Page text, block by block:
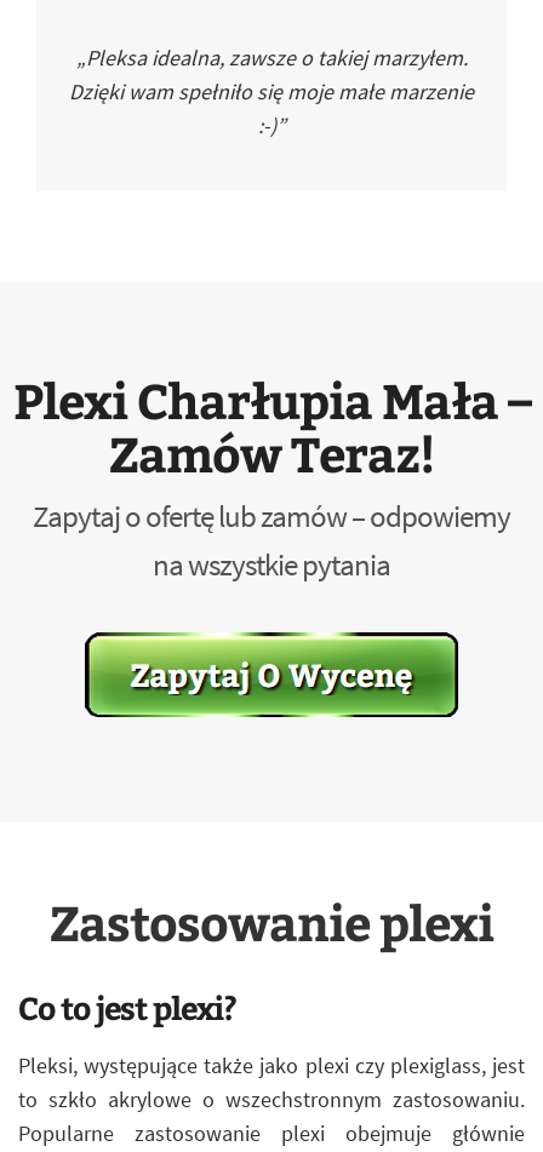
„Pleksa idealna, zawsze o takiej marzyłem.
Dzięki wam spełniło się moje małe marzenie
:-)”
Plexi Charłupia Mała –
Zamów Teraz!
Zapytaj o ofertę lub zamów – odpowiemy
na wszystkie pytania
Zastosowanie plexi
Co to jest plexi?
Pleksi, występujące także jako plexi czy plexiglass, jest
to szkło akrylowe o wszechstronnym zastosowaniu.
Popularne zastosowanie plexi obejmuje głównie